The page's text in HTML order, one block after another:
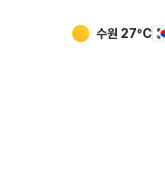
수원 27ºC